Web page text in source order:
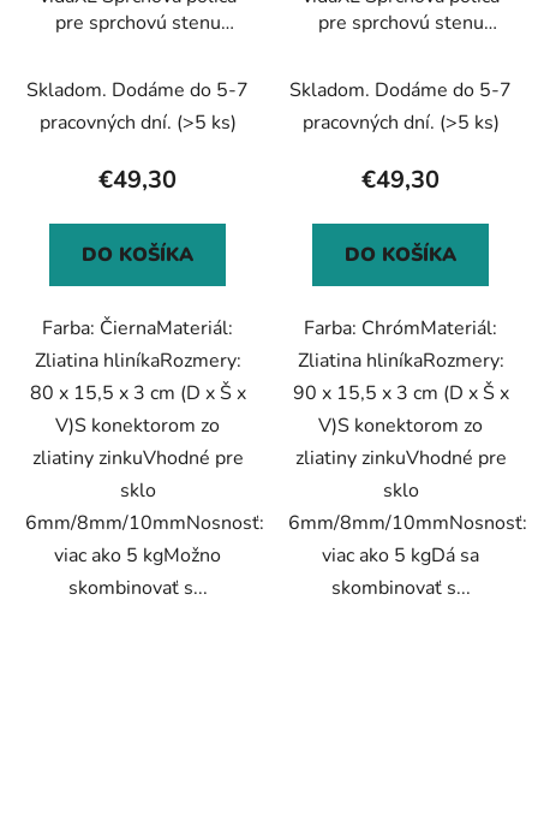
pre sprchovú stenu
Skladom. Dodáme do 5-7
pracovných dní. (>5 ks)
€49,30
DO KOŠÍKA
Farba: ČiernaMateriál:
Zliatina hliníkaRozmery:
80 x 15,5 x 3 cm (D x Š x
V)S konektorom zo
zliatiny zinkuVhodné pre
sklo
6mm/8mm/10mmNosnosť:
viac ako 5 kgMožno
skombinovať s...
pre sprchovú stenu
Skladom. Dodáme do 5-7
pracovných dní. (>5 ks)
€49,30
DO KOŠÍKA
Farba: ChrómMateriál:
Zliatina hliníkaRozmery:
90 x 15,5 x 3 cm (D x Š x
V)S konektorom zo
zliatiny zinkuVhodné pre
sklo
6mm/8mm/10mmNosnosť:
viac ako 5 kgDá sa
skombinovať s...